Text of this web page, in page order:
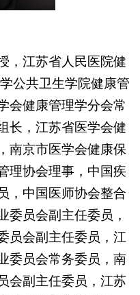
， 江苏省人民医院健
公共卫生学院健康管
会健康管理学分会常
长，江苏省医学会健
南京市医学会健康保
理协会理事，中国疾
，中国医师协会整合
委员会副主任委员，
员会副主任委员，江
委员会常务委员，南
会副主任委员，江苏